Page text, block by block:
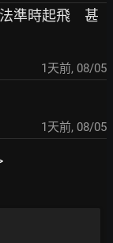
法準時起飛 甚
1天前, 08/05
1天前, 08/05